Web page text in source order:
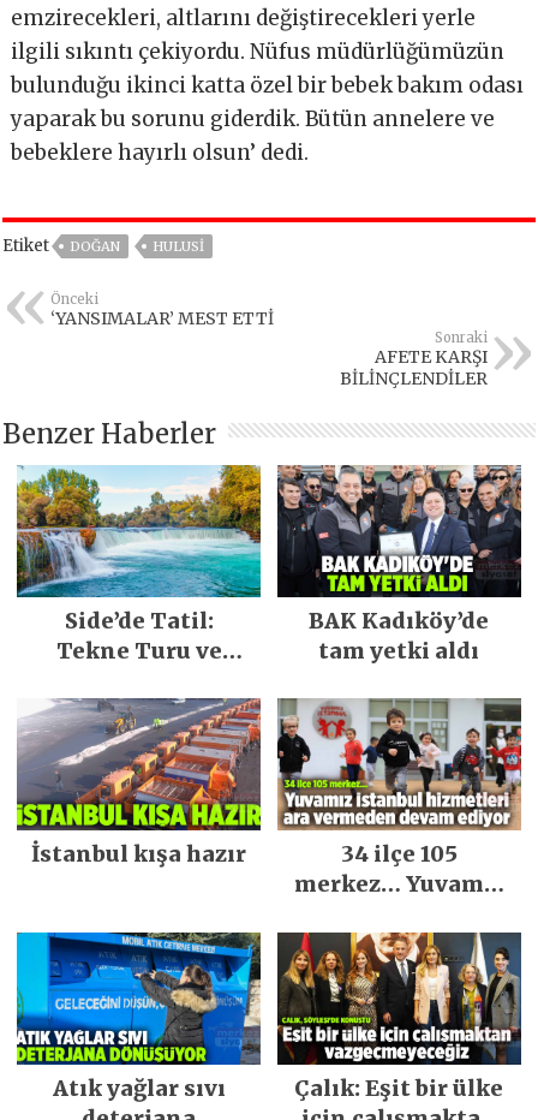
emzirecekleri, altlarını değiştirecekleri yerle
ilgili sıkıntı çekiyordu. Nüfus müdürlüğümüzün
bulunduğu ikinci katta özel bir bebek bakım odası
yaparak bu sorunu giderdik. Bütün annelere ve
bebeklere hayırlı olsun’ dedi.
Etiket DOĞAN HULUSI
Önceki
‘YANSIMALAR’ MEST ETTİ
Sonraki
AFETE KARŞI
BİLİNÇLENDİLER
Benzer Haberler
Side’de Tatil:
Tekne Turu ve
BAK Kadıköy’de
tam yetki aldı
İstanbul kışa hazır
34 ilçe 105
merkez… Yuvamız
ara vermeden
devam ediyor
Atık yağlar sıvı
Çalık: Eşit bir ülke